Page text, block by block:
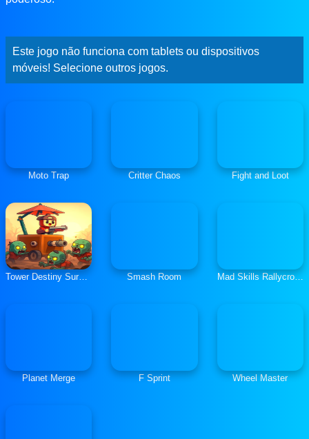
Este jogo não funciona com tablets ou dispositivos
móveis! Selecione outros jogos.
Moto Trap Critter Chaos Fight and Loot
Tower Destiny Survive Smash Room Mad Skills Rallycross
Planet Merge F Sprint Wheel Master